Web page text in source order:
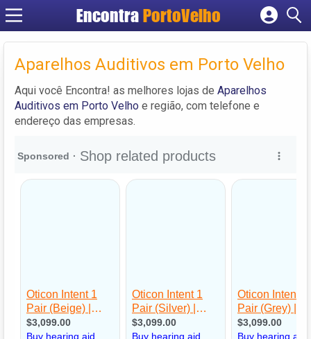
EncontraPortoVelho
Cadastrar empresa
Criar conta
Aparelhos Auditivos em Porto Velho
Aqui você Encontra! as melhores lojas de Aparelhos
Auditivos em Porto Velho e região, com telefone e
endereço das empresas.